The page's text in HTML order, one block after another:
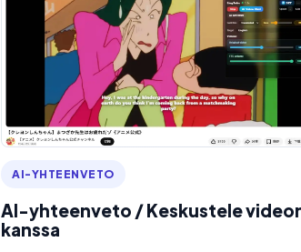
AI-YHTEENVETO
AI-yhteenveto / Keskustele
kanssa